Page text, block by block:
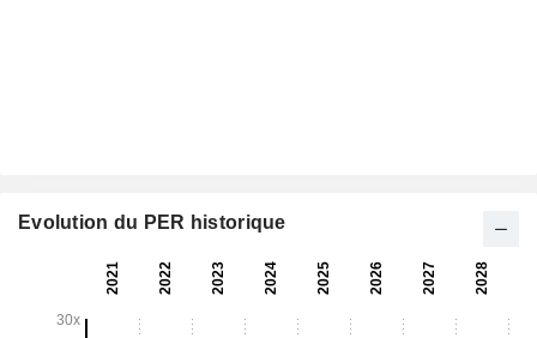
Evolution du PER historique